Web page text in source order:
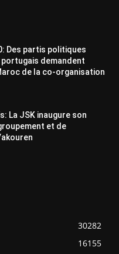
Des partis politiques
demandent
de la co-organisation
La JSK inaugure son
et de
30282
16155